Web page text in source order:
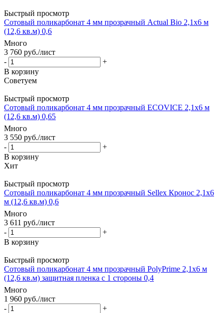
Быстрый просмотр
Сотовый поликарбонат 4 мм прозрачный Actual Bio 2,1х6 м
(12,6 кв.м) 0,6
Много
3 760 руб./лист
-
+
В корзину
Советуем
Быстрый просмотр
Сотовый поликарбонат 4 мм прозрачный ECOVICE 2,1х6 м
(12,6 кв.м) 0,65
Много
3 550 руб./лист
-
+
В корзину
Хит
Быстрый просмотр
Сотовый поликарбонат 4 мм прозрачный Sellex Кронос 2,1х6
м (12,6 кв.м) 0,6
Много
3 611 руб./лист
-
+
В корзину
Быстрый просмотр
Сотовый поликарбонат 4 мм прозрачный PolyPrime 2,1х6 м
(12,6 кв.м) защитная пленка с 1 стороны 0,4
Много
1 960 руб./лист
-
+